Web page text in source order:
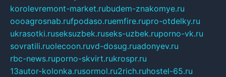
korolevremont-market.rubudem-znakomye.ru
oooagrosnab.rufpodaso.ruemfire.rupro-otdelky.ru
ukrasotki.ruseksuzbek.ruseks-uzbek.ruporno-vk.ru
sovratili.ruolecoon.ruvd-dosug.ruadonyev.ru
rbc-news.ruporno-skvirt.rukrospr.ru
13autor-kolonka.rusormol.ru2rich.ruhostel-65.ru